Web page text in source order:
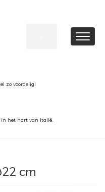
zo voordelig!
in het hart van Italië.
cm